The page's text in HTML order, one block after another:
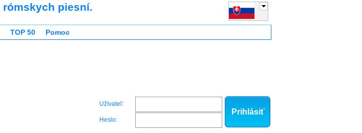
rómskych piesní.
TOP 50 Pomoc
Užívateľ:
Heslo:
Prihlásiť